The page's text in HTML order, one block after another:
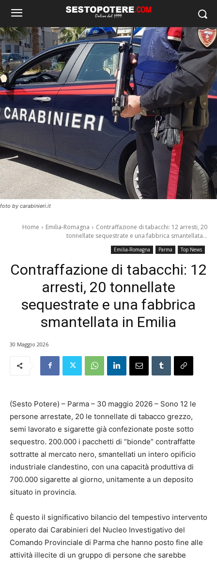
foto by carabinieri.it
Home Emilia-Romagna
Contraffazione di tabacchi: 12 arresti, 20
tonnellate sequestrate e una fabbrica smantellata...
Emilia-Romagna Parma Top News
Contraffazione di tabacchi: 12
arresti, 20 tonnellate
sequestrate e una fabbrica
smantellata in Emilia
30 Maggio 2026
(Sesto Potere) – Parma – 30 maggio 2026 – Sono 12 le
persone arrestate, 20 le tonnellate di tabacco grezzo,
semi lavorato e sigarette già confezionate poste sotto
sequestro. 200.000 i pacchetti di “bionde” contraffatte
sottratte al mercato nero, smantellati un intero opificio
industriale clandestino, con una capacità produttiva di
700.000 sigarette al giorno, unitamente a un deposito
situato in provincia.
È questo il significativo bilancio del tempestivo intervento
operato dai Carabinieri del Nucleo Investigativo del
Comando Provinciale di Parma che hanno posto fine alle
attività illecite di un gruppo di persone che sarebbe